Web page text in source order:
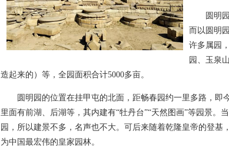
圆明园
而以圆明
许多属园
园、玉泉
造起来的）等，全园面积合计5000多亩。
圆明园的位置在挂甲屯的北面，距畅春园约一里多路，即
里面有前湖、后湖等，其内建有“牡丹台”“天然图画”等园景。
园，所以建景不多，名声也不大。可后来随着乾隆皇帝的登
为中国最宏伟的皇家园林。